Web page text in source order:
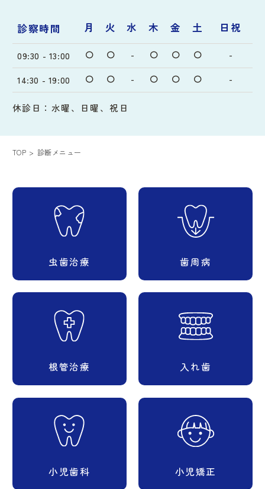
診察時間 月 火 水 木 金 土 日祝
09:30 - 13:00 〇 〇 - 〇 〇 〇 -
14:30 - 19:00 〇 〇 - 〇 〇 〇 -
休診日：水曜、日曜、祝日
TOP 診断メニュー
虫歯治療 歯周病
根管治療 入れ歯
小児歯科 小児矯正